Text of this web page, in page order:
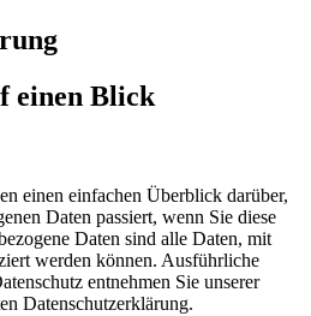
einen Blick
einen einfachen Überblick darüber,
Daten passiert, wenn Sie diese
Daten sind alle Daten, mit
werden können. Ausführliche
entnehmen Sie unserer
Datenschutzerklärung.